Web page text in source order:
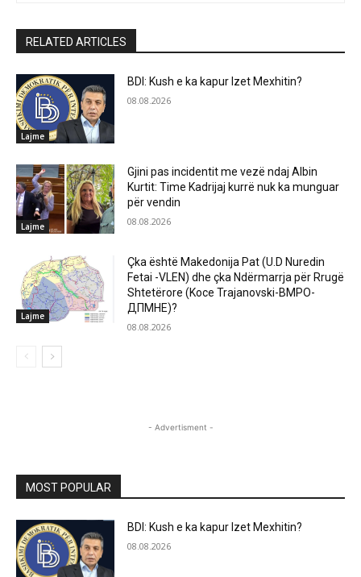
RELATED ARTICLES
Lajme
BDI: Kush e ka kapur Izet Mexhitin?
08.08.2026
Lajme
Gjini pas incidentit me vezë ndaj Albin
Kurtit: Time Kadrijaj kurrë nuk ka munguar
për vendin
08.08.2026
Lajme
Çka është Makedonija Pat (U.D Nuredin
Fetai -VLEN) dhe çka Ndërmarrja për Rrugë
Shtetërore (Koce Trajanovski-ВМРО-
ДПМНЕ)?
08.08.2026
- Advertisment -
MOST POPULAR
BDI: Kush e ka kapur Izet Mexhitin?
08.08.2026